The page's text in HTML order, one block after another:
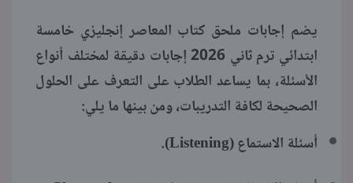
يضم إجابات ملحق كتاب المعاصر إنجليزي خامسة
ابتدائي ترم ثاني 2026 إجابات دقيقة لمختلف أنواع
الأسئلة، بما يساعد الطلاب على التعرف على الحلول
الصحيحة لكافة التدريبات، ومن بينها ما يلي:
أسئلة الاستماع (Listening).